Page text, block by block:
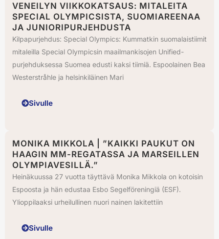
VENEILYN VIIKKOKATSAUS: MITALEITA
SPECIAL OLYMPICSISTA, SUOMIAREENAA
JA JUNIORIPURJEHDUSTA
Kilpapurjehdus: Special Olympics: Kummatkin suomalaistiimit
mitaleilla Special Olympicsin maailmankisojen Unified-
purjehduksessa Suomea edusti kaksi tiimiä. Espoolainen Bea
Westerstråhle ja helsinkiläinen Mari
Sivulle
MONIKA MIKKOLA | ”KAIKKI PAUKUT ON
HAAGIN MM-REGATASSA JA MARSEILLEN
OLYMPIAVESILLÄ.”
Heinäkuussa 27 vuotta täyttävä Monika Mikkola on kotoisin
Espoosta ja hän edustaa Esbo Segelföreningiä (ESF).
Ylioppilaaksi urheilullinen nuori nainen lakitettiin
Sivulle